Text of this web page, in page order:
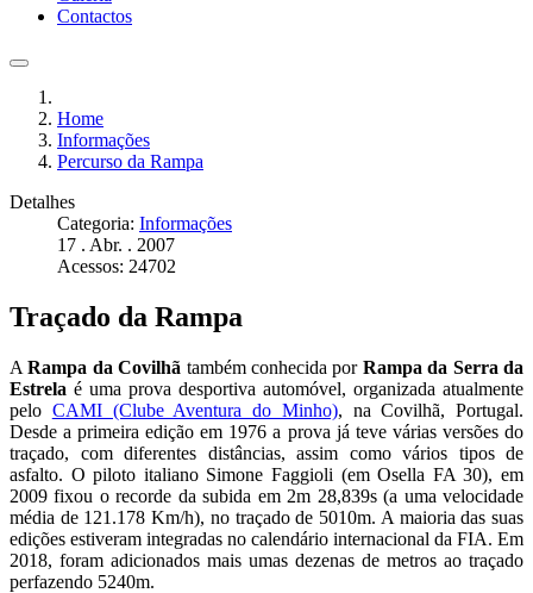
Contactos
Home
Informações
Percurso da Rampa
Detalhes
Categoria: Informações
17 . Abr. . 2007
Acessos: 24702
Traçado da Rampa
ARampa da Covilhã também conhecida por Rampa da Serra da
Estrela é uma prova desportiva automóvel, organizada atualmente
pelo CAMI (Clube Aventura do Minho), na Covilhã, Portugal.
Desde a primeira edição em 1976 a prova já teve várias versões do
traçado, com diferentes distâncias, assim como vários tipos de
asfalto. O piloto italiano Simone Faggioli (em Osella FA 30), em
2009 fixou o recorde da subida em 2m 28,839s (a uma velocidade
média de 121.178 Km/h), no traçado de 5010m. A maioria das suas
edições estiveram integradas no calendário internacional da FIA. Em
2018, foram adicionados mais umas dezenas de metros ao traçado
perfazendo 5240m.